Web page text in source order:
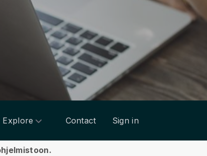
Explore Contact Sign in